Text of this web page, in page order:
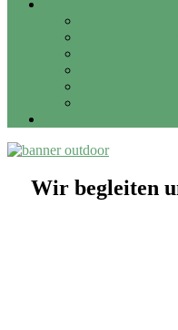
Wir begleiten